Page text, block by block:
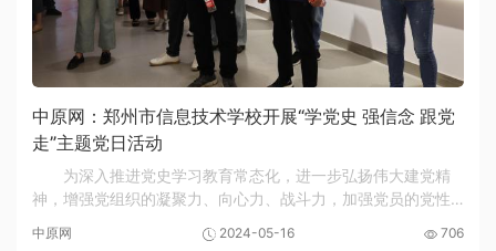
中原网：郑州市信息技术学校开展“学党史 强信念 跟党
走”主题党日活动
为深入推进党史学习教育常态化，进一步弘扬伟大建党精
神，增强党组织的凝聚力、向心力、战斗力，加强党员的党性
党员、入党积极分子、民盟成员等30余人
中原网 2024-05-16 706